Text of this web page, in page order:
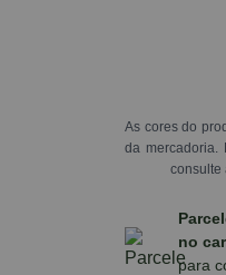
As cores do
da mercadoria.
consulte
no
para